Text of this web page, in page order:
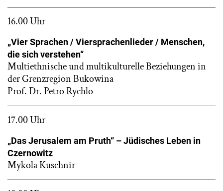
16.00 Uhr
„Vier Sprachen / Viersprachenlieder / Menschen,
die sich verstehen“
Multiethnische und multikulturelle Beziehungen in
der Grenzregion Bukowina
Prof. Dr. Petro Rychlo
17.00 Uhr
„Das Jerusalem am Pruth“ – Jüdisches Leben in
Czernowitz
Mykola Kuschnir